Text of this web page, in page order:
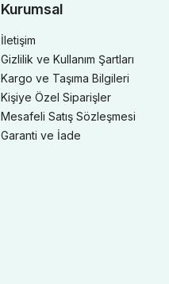
Kurumsal
İletişim
Gizlilik ve Kullanım Şartları
Kargo ve Taşıma Bilgileri
Kişiye Özel Siparişler
Mesafeli Satış Sözleşmesi
Garanti ve İade